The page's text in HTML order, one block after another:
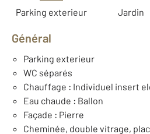
Parking exterieur Jardin
Général
Parking exterieur
WC séparés
Chauffage : Individuel insert
Eau chaude : Ballon
Façade : Pierre
Cheminée, double vitrage,